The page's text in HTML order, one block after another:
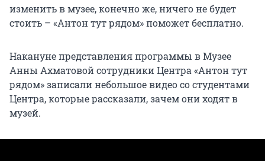
изменить в музее, конечно же, ничего не будет
стоить – «Антон тут рядом» поможет бесплатно.
Накануне представления программы в Музее
Анны Ахматовой сотрудники Центра «Антон тут
рядом» записали небольшое видео со студентами
Центра, которые рассказали, зачем они ходят в
музей.